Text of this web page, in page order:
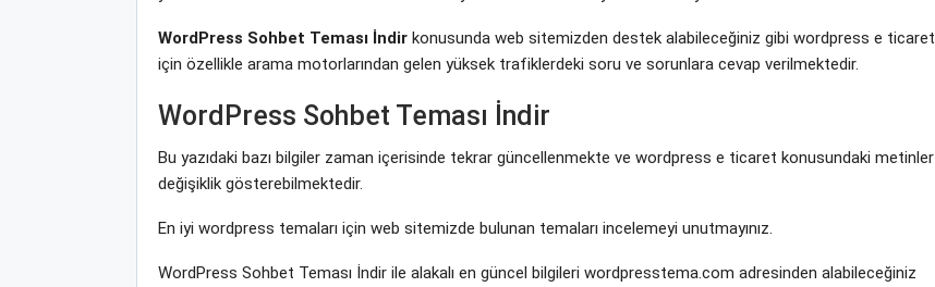
WordPress Sohbet Teması İndirkonusunda web sitemizden destek alabileceğiniz gibi wordpress e ticaret
için özellikle arama motorlarından gelen yüksek trafiklerdeki soru ve sorunlara cevap verilmektedir.
WordPress Sohbet Teması İndir
Bu yazıdaki bazı bilgiler zaman içerisinde tekrar güncellenmekte ve wordpress e ticaret konusundaki metinler
değişiklik gösterebilmektedir.
En iyi wordpress temaları için web sitemizde bulunan temaları incelemeyi unutmayınız.
WordPress Sohbet Teması İndir ile alakalı en güncel bilgileri wordpresstema.com adresinden alabileceğiniz